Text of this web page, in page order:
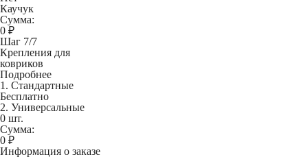
Каучук
Сумма:
0 ₽
Шаг 7/7
Крепления для
ковриков
Подробнее
1. Стандартные
Бесплатно
2. Универсальные
0 шт.
Сумма:
0 ₽
Информация о заказе